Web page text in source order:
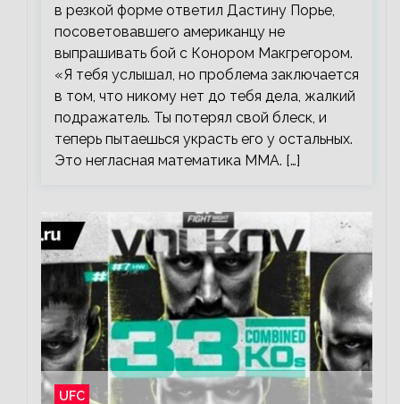
в резкой форме ответил Дастину Порье,
посоветовавшего американцу не
выпрашивать бой с Конором Макгрегором.
«Я тебя услышал, но проблема заключается
в том, что никому нет до тебя дела, жалкий
подражатель. Ты потерял свой блеск, и
теперь пытаешься украсть его у остальных.
Это негласная математика ММА. […]
UFC